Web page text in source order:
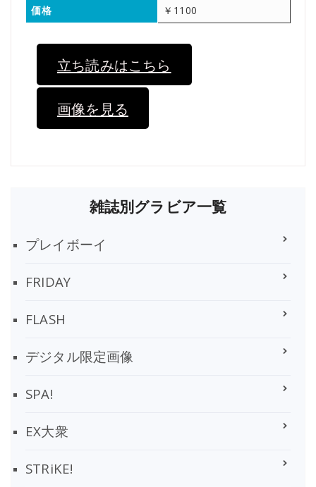
価格
￥1100
立ち読みはこちら
画像を見る
雑誌別グラビア一覧
プレイボーイ
FRIDAY
FLASH
デジタル限定画像
SPA!
EX大衆
STRiKE!